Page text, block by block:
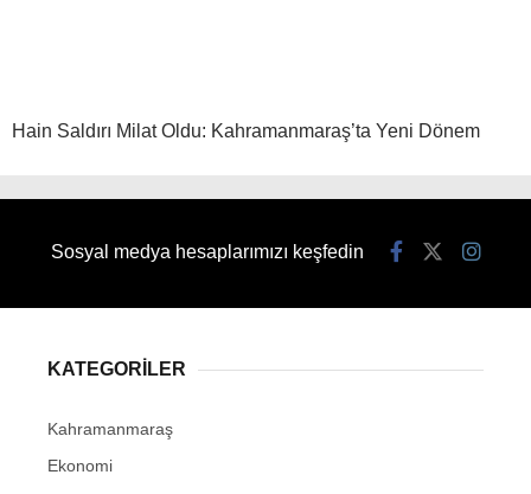
Hain Saldırı Milat Oldu: Kahramanmaraş’ta Yeni Dönem
Sosyal medya hesaplarımızı keşfedin
KATEGORİLER
Kahramanmaraş
Ekonomi